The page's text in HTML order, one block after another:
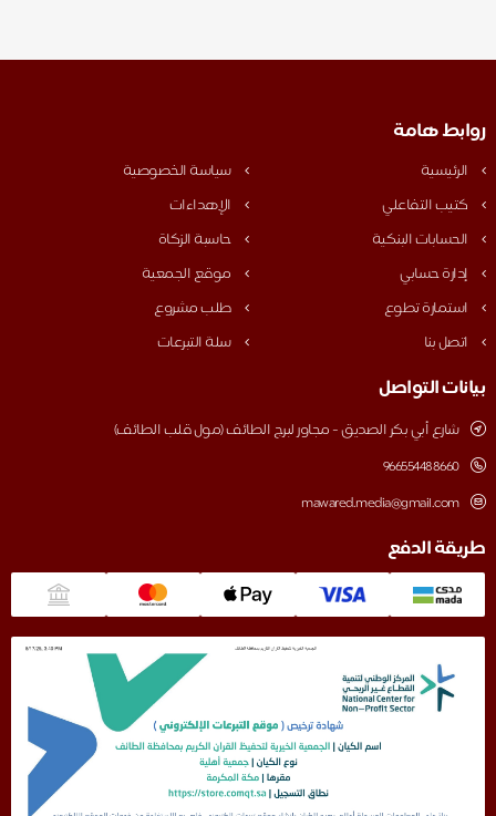
روابط هامة
الرئيسية
سياسة الخصوصية
كتيب التفاعلي
الإهداءات
الحسابات البنكية
حاسبة الزكاة
إدارة حسابي
موقع الجمعية
استمارة تطوع
طلب مشروع
اتصل بنا
سلة التبرعات
بيانات التواصل
شارع أبي بكر الصديق - مجاور لبرج الطائف (مول قلب الطائف)
‎966554488660
mawared.media@gmail.com
طريقة الدفع